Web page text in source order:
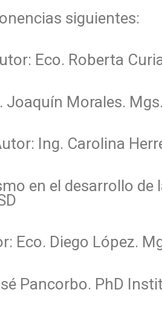
siguientes:
Eco. Roberta
Morales.
Ing. Carolina
en el desarrollo
Eco. Diego López.
Pancorbo. PhD